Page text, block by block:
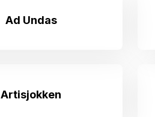
Ad Undas
Artisjokken